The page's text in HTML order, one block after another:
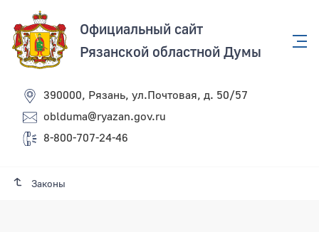
Официальный сайт
Рязанской областной Думы
390000, Рязань, ул.Почтовая, д. 50/57
oblduma@ryazan.gov.ru
8-800-707-24-46
Законы